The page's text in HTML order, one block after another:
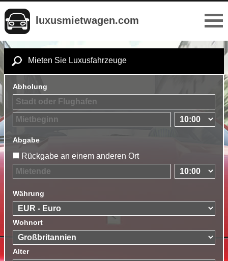
luxusmietwagen.com
Mieten Sie Luxusfahrzeuge
Abholung
Abgabe
Rückgabe an einem anderen Ort
Währung
Wohnort
Alter